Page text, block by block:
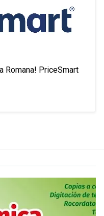
Romana! PriceSmart